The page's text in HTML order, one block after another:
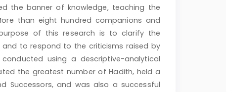
the banner of knowledge, teaching the
than eight hundred companions and
of this research is to clarify the
to respond to the criticisms raised by
using a descriptive-analytical
the greatest number of Hadith, held a
Successors, and was also a successful